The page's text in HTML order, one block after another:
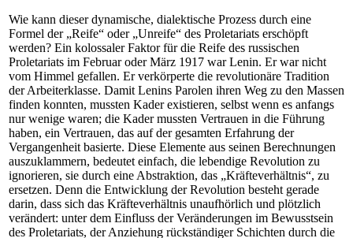
Wie kann dieser dynamische, dialektische Prozess durch eine
Formel der „Reife“ oder „Unreife“ des Proletariats erschöpft
werden? Ein kolossaler Faktor für die Reife des russischen
Proletariats im Februar oder März 1917 war Lenin. Er war nicht
vom Himmel gefallen. Er verkörperte die revolutionäre Tradition
der Arbeiterklasse. Damit Lenins Parolen ihren Weg zu den Massen
finden konnten, mussten Kader existieren, selbst wenn es anfangs
nur wenige waren; die Kader mussten Vertrauen in die Führung
haben, ein Vertrauen, das auf der gesamten Erfahrung der
Vergangenheit basierte. Diese Elemente aus seinen Berechnungen
auszuklammern, bedeutet einfach, die lebendige Revolution zu
ignorieren, sie durch eine Abstraktion, das „Kräfteverhältnis“, zu
ersetzen. Denn die Entwicklung der Revolution besteht gerade
darin, dass sich das Kräfteverhältnis unaufhörlich und plötzlich
verändert: unter dem Einfluss der Veränderungen im Bewusstsein
des Proletariats, der Anziehung rückständiger Schichten durch die